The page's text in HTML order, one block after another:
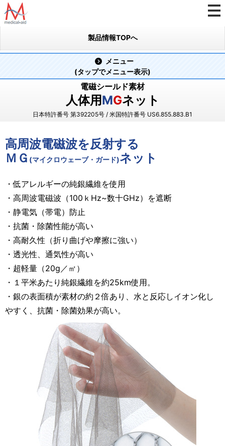
製品情報TOPへ
メニュー
(タップでメニュー表示)
電磁シールド素材
人体用MGネット
日本特許番号 第392205号 / 米国特許番号 US6.855.883.B1
高周波電磁波を反射する
ＭＧ (マイクロウェーブ・ガード)ネット
・低アレルギーの純銀繊維を使用
・高周波電磁波（100ｋHz~数十GHz）を遮断
・静電気（帯電）防止
・抗菌・除菌性能が高い
・高耐久性（折り曲げや摩擦に強い）
・透光性、通気性が高い
・超軽量（20g／㎡）
・１平米あたり純銀繊維を約25km使用。
・銀の表面積が素材の約２倍あり、水と反応しイオン化し
やすく、抗菌・除菌効果が高い。